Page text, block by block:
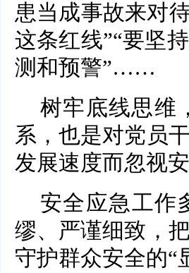
患当成事故来对
这条红线”“要坚
测和预警”……
树牢底线思维
系，也是对党员
发展速度而忽视
安全应急工作
缪、严谨细致，
守护群众安全的“